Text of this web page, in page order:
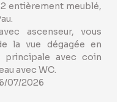
entièrement meublé,
ascenseur, vous
la vue dégagée en
avec coin
avec WC.
07/2026